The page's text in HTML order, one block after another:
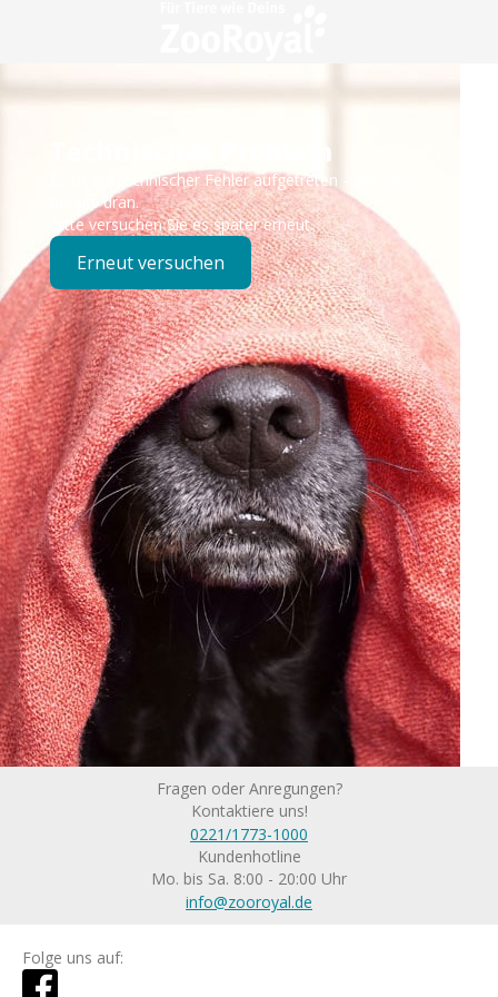
Technisches Problem
Es ist ein technischer Fehler aufgetreten – wir sind
bereits dran.
Bitte versuchen Sie es später erneut.
Erneut versuchen
Fragen oder Anregungen?
Kontaktiere uns!
0221/1773-1000
Kundenhotline
Mo. bis Sa. 8:00 - 20:00 Uhr
info@zooroyal.de
Folge uns auf: